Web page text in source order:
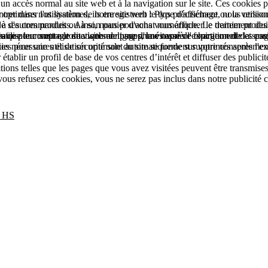
accès normal au site web et à la navigation sur le site. Ces
dans nos systèmes, ils enregistrent le type d'affichage ou la
ses commandes ou à son panier d'achat numérique. Le traitement
pour mettre le site web en ligne d'une manière fonctionnelle et
nécessaires et de sécurité sont automatiquement supprimés après
l'utilisation de notre site web : Plus précisément, nous
d'autres produits. Ainsi, nous pouvons vous afficher le dernier
sont automatiquement supprimés après l'expiration de la
pour une utilisation optimale du site se fonde sur votre
le comptage de visites de pages, la vitesse de chargement des
un profil de base de vos centres d’intérêt et diffuser des
telles que les pages que vous avez visitées peuvent être
refusez ces cookies, vous ne serez pas inclus dans notre publicité